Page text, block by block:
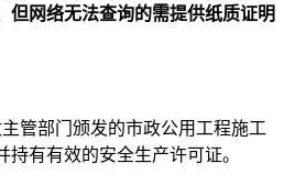
但网络无法查询的需提供纸质证明
管部门颁发的市政公用工程施工
有有效的安全生产许可证。